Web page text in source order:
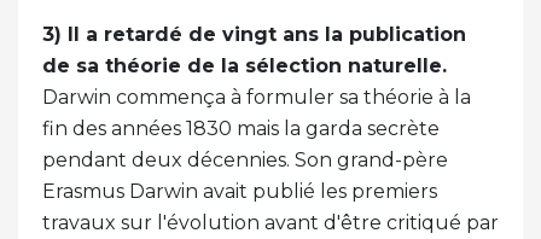
3) Il a retardé de vingt ans la publication
de sa théorie de la sélection naturelle.
Darwin commença à formuler sa théorie à la
fin des années 1830 mais la garda secrète
pendant deux décennies. Son grand-père
Erasmus Darwin avait publié les premiers
travaux sur l'évolution avant d'être critiqué par